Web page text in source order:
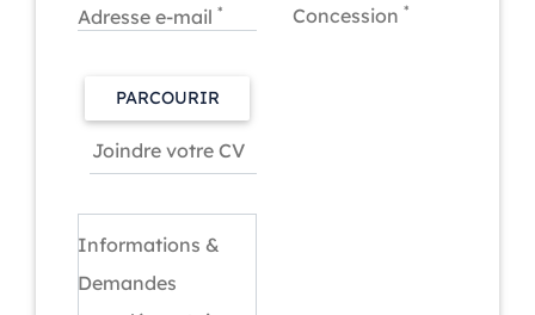
Adresse e-mail *
PARCOURIR
Informations &
Demandes
Concession*